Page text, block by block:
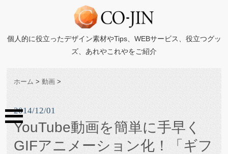
個人的に役立ったデザイン素材やTips、WEBサービス、役立つグッ
ズ、あれやこれやをご紹介
ホーム > 動画 >
2014/12/01
YouTube動画を簡単に手早く
GIFアニメーション化！「ギフ